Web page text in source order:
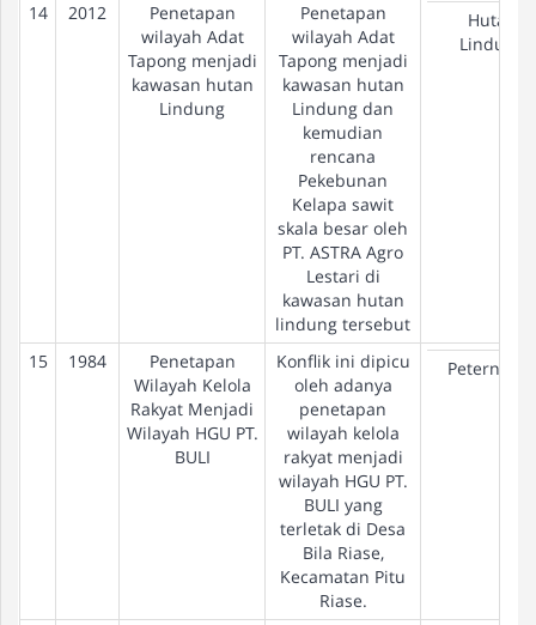
14 2012
Penetapan
wilayah Adat
Tapong menjadi
kawasan hutan
Lindung
Penetapan
wilayah Adat
Tapong menjadi
kawasan hutan
Lindung dan
kemudian
rencana
Pekebunan
Kelapa sawit
skala besar oleh
PT. ASTRA Agro
Lestari di
kawasan hutan
lindung tersebut
Hutan
Lindung
15 1984
Penetapan
Wilayah Kelola
Rakyat Menjadi
Wilayah HGU PT.
BULI
Konflik ini dipicu
oleh adanya
penetapan
wilayah kelola
rakyat menjadi
wilayah HGU PT.
BULI yang
terletak di Desa
Bila Riase,
Kecamatan Pitu
Riase.